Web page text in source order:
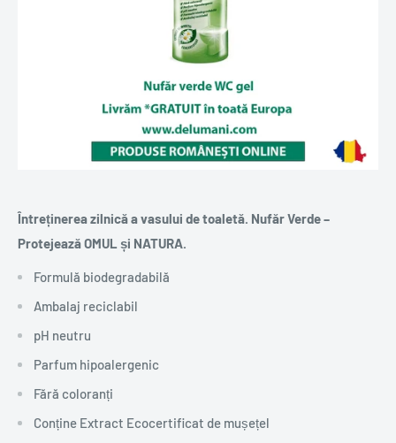
Întreținerea zilnică a vasului de toaletă. Nufăr Verde –
Protejează OMUL și NATURA.
Formulă biodegradabilă
Ambalaj reciclabil
pH neutru
Parfum hipoalergenic
Fără coloranți
Conține Extract Ecocertificat de mușețel